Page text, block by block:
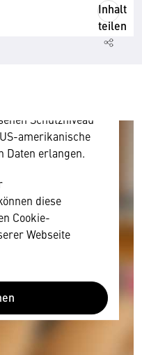
Inhalt
teilen
wir allerdings
Schutzniveau
amerikanische
Daten erlangen.
diese
Cookie-
Webseite